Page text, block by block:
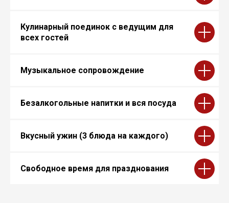
Кулинарный поединок с ведущим для
всех гостей
Музыкальное сопровождение
Безалкогольные напитки и вся посуда
Вкусный ужин (3 блюда на каждого)
Свободное время для празднования